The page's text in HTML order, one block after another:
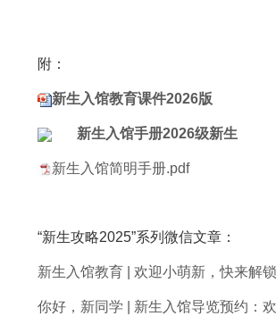
附：
新生入馆教育课件2026版
新生入馆手册2026级新生
新生入馆简明手册.pdf
“新生攻略2025”系列微信文章：
新生入馆教育 | 欢迎小萌新，快来解
你好，新同学 | 新生入馆导览预约：